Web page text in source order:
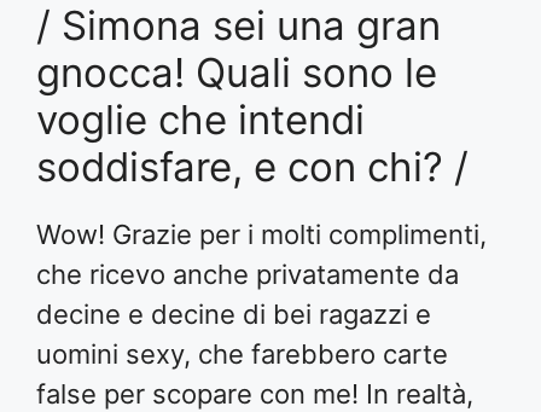
/ Simona sei una gran
gnocca! Quali sono le
voglie che intendi
soddisfare, e con chi? /
Wow! Grazie per i molti complimenti,
che ricevo anche privatamente da
decine e decine di bei ragazzi e
uomini sexy, che farebbero carte
false per scopare con me! In realtà,